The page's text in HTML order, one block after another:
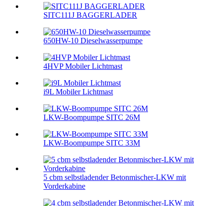
SITC111J BAGGERLADER
650HW-10 Dieselwasserpumpe
4HVP Mobiler Lichtmast
i9L Mobiler Lichtmast
LKW-Boompumpe SITC 26M
LKW-Boompumpe SITC 33M
5 cbm selbstladender Betonmischer-LKW mit
Vorderkabine